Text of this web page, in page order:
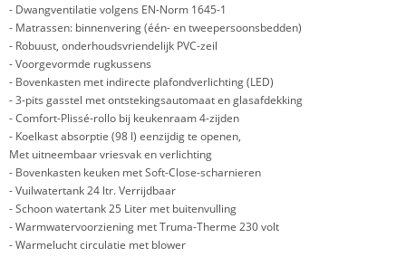
- Dwangventilatie volgens EN-Norm 1645-1
- Matrassen: binnenvering (één- en tweepersoonsbedden)
- Robuust, onderhoudsvriendelijk PVC-zeil
- Voorgevormde rugkussens
- Bovenkasten met indirecte plafondverlichting (LED)
- 3-pits gasstel met ontstekingsautomaat en glasafdekking
- Comfort-Plissé-rollo bij keukenraam 4-zijden
- Koelkast absorptie (98 l) eenzijdig te openen,
Met uitneembaar vriesvak en verlichting
- Bovenkasten keuken met Soft-Close-scharnieren
- Vuilwatertank 24 ltr. Verrijdbaar
- Schoon watertank 25 Liter met buitenvulling
- Warmwatervoorziening met Truma-Therme 230 volt
- Warmelucht circulatie met blower